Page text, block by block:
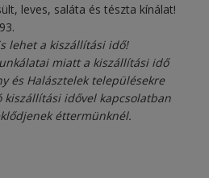
leves, saláta és tészta kínálat!
lehet a kiszállítási idő!
miatt a kiszállítási idő
és Halásztelek településekre
kiszállítási idővel kapcsolatban
éttermünknél.